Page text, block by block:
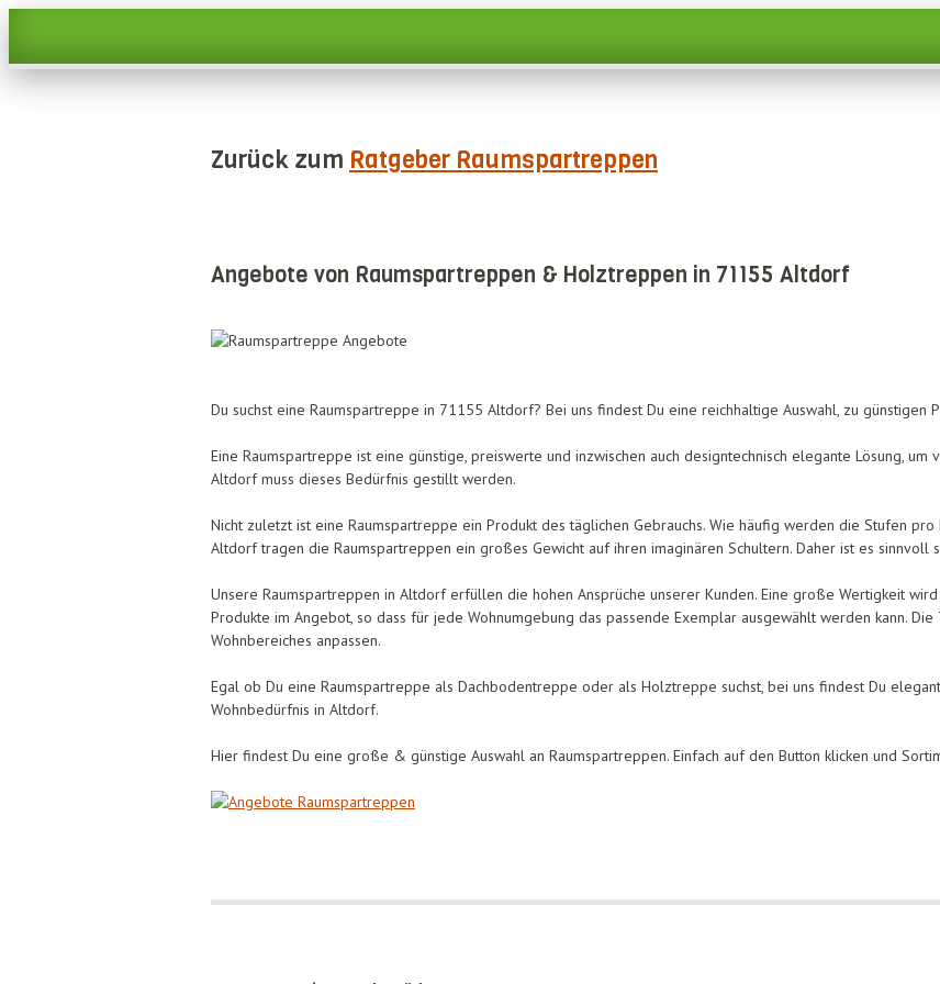
Zurück zum Ratgeber Raumspartreppen
Angebote von Raumspartreppen & Holztreppen in 71155 Altdorf
Du suchst eine Raumspartreppe in 71155 Altdorf? Bei uns findest Du eine reichhaltige Auswahl, zu günstigen
Eine Raumspartreppe ist eine günstige, preiswerte und inzwischen auch designtechnisch elegante Lösung, um
Altdorf muss dieses Bedürfnis gestillt werden.
Nicht zuletzt ist eine Raumspartreppe ein Produkt des täglichen Gebrauchs. Wie häufig werden die Stufen
Altdorf tragen die Raumspartreppen ein großes Gewicht auf ihren imaginären Schultern. Daher ist es sinnvoll
Unsere Raumspartreppen in Altdorf erfüllen die hohen Ansprüche unserer Kunden. Eine große Wertigkeit
Produkte im Angebot, so dass für jede Wohnumgebung das passende Exemplar ausgewählt werden kann.
Wohnbereiches anpassen.
Egal ob Du eine Raumspartreppe als Dachbodentreppe oder als Holztreppe suchst, bei uns findest Du
Wohnbedürfnis in Altdorf.
Hier findest Du eine große & günstige Auswahl an Raumspartreppen. Einfach auf den Button klicken und